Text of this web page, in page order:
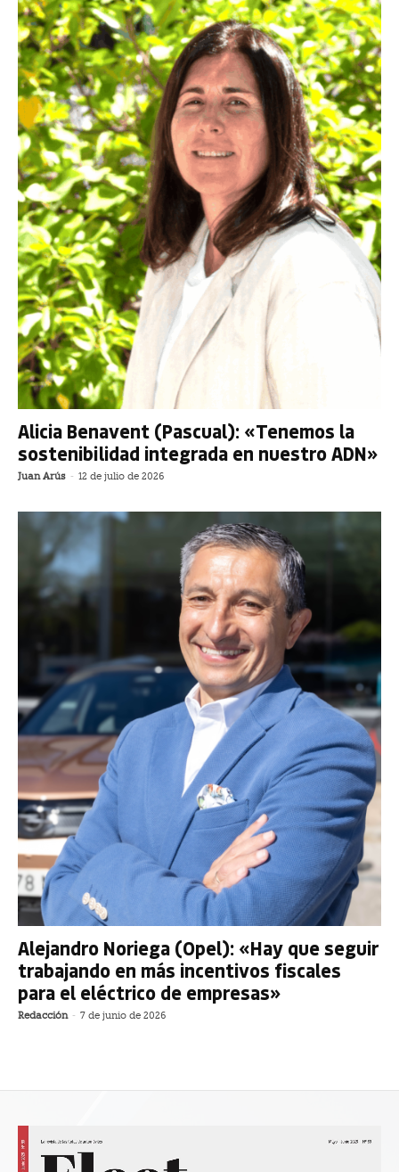
Alicia Benavent (Pascual): «Tenemos la
sostenibilidad integrada en nuestro ADN»
Juan Arús - 12 de julio de 2026
Alejandro Noriega (Opel): «Hay que seguir
trabajando en más incentivos fiscales
para el eléctrico de empresas»
Redacción - 7 de junio de 2026